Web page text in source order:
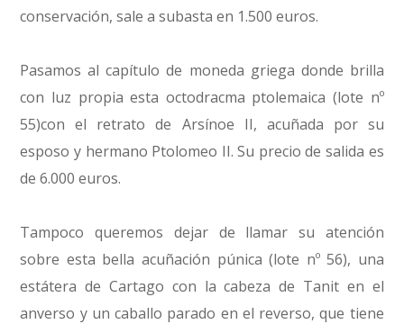
conservación, sale a subasta en 1.500 euros.
Pasamos al capítulo de moneda griega donde brilla
con luz propia esta octodracma ptolemaica (lote nº
55)con el retrato de Arsínoe II, acuñada por su
esposo y hermano Ptolomeo II. Su precio de salida es
de 6.000 euros.
Tampoco queremos dejar de llamar su atención
sobre esta bella acuñación púnica (lote nº 56), una
estátera de Cartago con la cabeza de Tanit en el
anverso y un caballo parado en el reverso, que tiene